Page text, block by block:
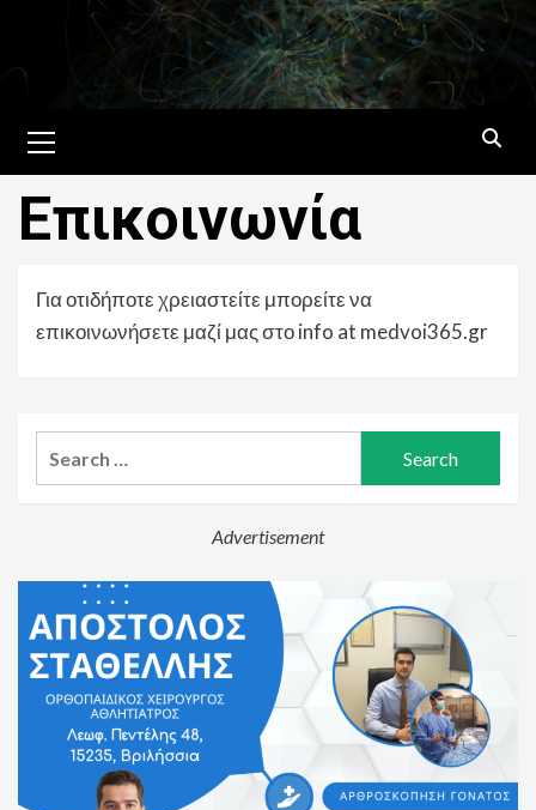
content
Menu
Επικοινωνία
Για οτιδήποτε χρειαστείτε μπορείτε να
επικοινωνήσετε μαζί μας στο info at medvoi365.gr
Advertisement